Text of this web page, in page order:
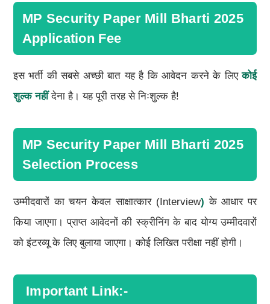
MP Security Paper Mill Bharti 2025
Application Fee
इस भर्ती की सबसे अच्छी बात यह है कि आवेदन करने के लिएकोई
शुल्क नहींदेना है। यह पूरी तरह से निःशुल्क है!
MP Security Paper Mill Bharti 2025
Selection Process
उम्मीदवारों का चयन केवल साक्षात्कार (Interview) के आधार पर
किया जाएगा। प्राप्त आवेदनों की स्क्रीनिंग के बाद योग्य उम्मीदवारों
को इंटरव्यू के लिए बुलाया जाएगा। कोई लिखित परीक्षा नहीं होगी।
Important Link:-